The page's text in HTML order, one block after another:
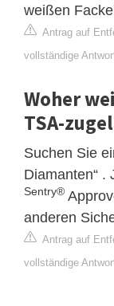
weißen
Antrag auf
vollständige
Woher
TSA-
Suchen Sie
Diamanten“ .
Sentry®
anderen
Antrag auf
vollständige